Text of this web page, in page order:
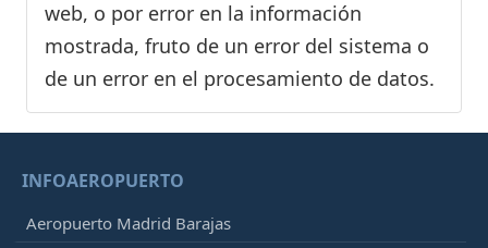
web, o por error en la información
mostrada, fruto de un error del sistema o
de un error en el procesamiento de datos.
INFOAEROPUERTO
Aeropuerto Madrid Barajas